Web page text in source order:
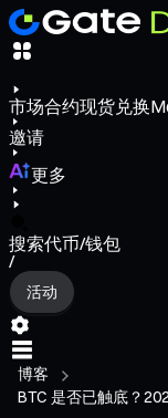
市场合约现货兑换
邀请
更多
搜索代币/钱包
/
活动
博客
BTC 是否已触底？